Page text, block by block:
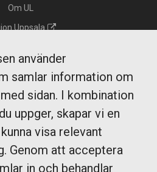
Om UL
Uppsala
Kundtjänst
använder
samlar information om
sidan. I kombination
uppger, skapar vi en
visa relevant
Genom att acceptera
in och behandlar